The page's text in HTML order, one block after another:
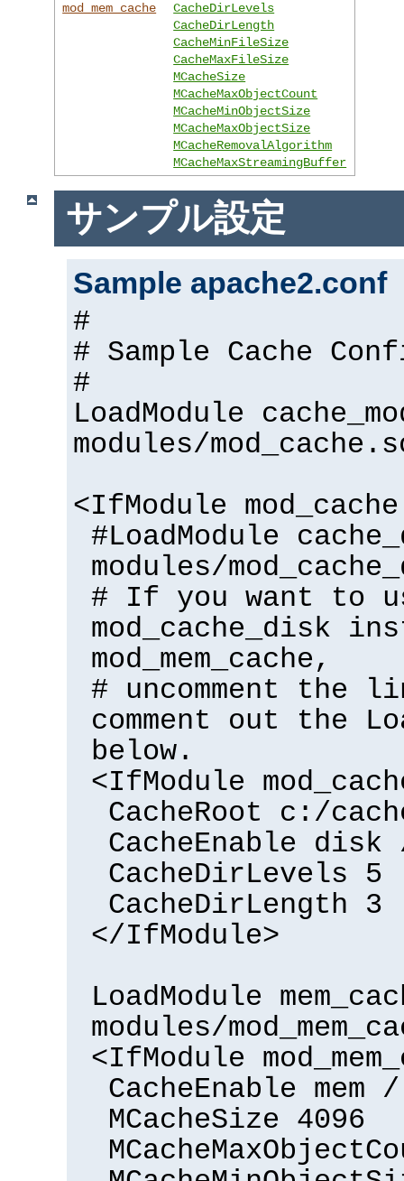
mod_mem_cache
CacheDirLevels
CacheDirLength
CacheMinFileSize
CacheMaxFileSize
MCacheSize
MCacheMaxObjectCount
MCacheMinObjectSize
MCacheMaxObjectSize
MCacheRemovalAlgorithm
MCacheMaxStreamingBuffer
サンプル設定
Sample apache2.conf
#
# Sample Cache
#
LoadModule
modules/
<IfModule
#LoadModule
modules/
# If you want to
mod_cache_disk
mod_mem_cache,
# uncomment the
comment out the
below.
<IfModule
CacheRoot c:/
CacheEnable disk
CacheDirLevels 5
CacheDirLength 3
</IfModule>
LoadModule
modules/
<IfModule
CacheEnable mem /
MCacheSize 4096